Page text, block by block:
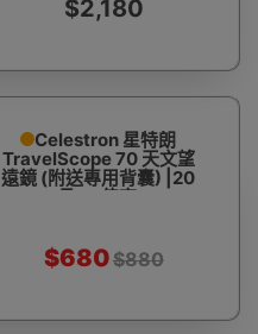
$2,180
Celestron 星特朗
TravelScope 70 天文望
遠鏡 (附送專用背囊) |20
及40倍率
$680$880